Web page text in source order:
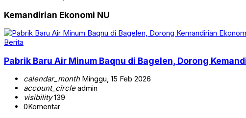
Kemandirian Ekonomi NU
Berita
Pabrik Baru Air Minum Baqnu di Bagelen, Dorong
calendar_monthMinggu, 15 Feb 2026
account_circleadmin
visibility139
0Komentar